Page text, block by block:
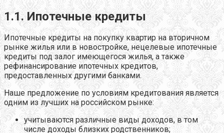
1.1. Ипотечные кредиты
Ипотечные кредиты на покупку квартир на вторичном
рынке жилья или в новостройке, нецелевые ипотечные
кредиты под залог имеющегося жилья, а также
рефинансирование ипотечных кредитов,
предоставленных другими банками.
Наше предложение по условиям кредитования является
одним из лучших на российском рынке:
учитываются различные виды доходов, в том
числе доходы близких родственников;